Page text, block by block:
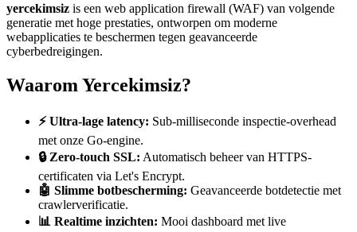
yercekimsiz is een web application firewall (WAF) van volgende
generatie met hoge prestaties, ontworpen om moderne
webapplicaties te beschermen tegen geavanceerde
cyberbedreigingen.
Waarom Yercekimsiz?
⚡Ultra-lage latency: Sub-milliseconde inspectie-overhead
met onze Go-engine.
🔒 Zero-touch SSL: Automatisch beheer van HTTPS-
certificaten via Let's Encrypt.
🤖 Slimme botbescherming: Geavanceerde botdetectie met
crawlerverificatie.
📊 Realtime inzichten: Mooi dashboard met live